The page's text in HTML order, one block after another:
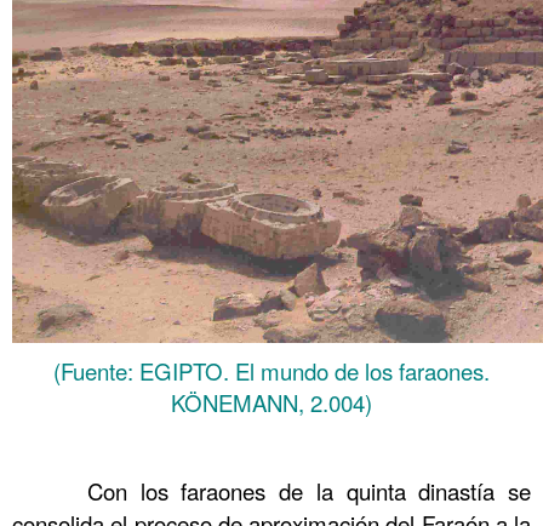
(Fuente: EGIPTO. El mundo de los faraones.
KÖNEMANN, 2.004)
Con los faraones de la quinta dinastía se